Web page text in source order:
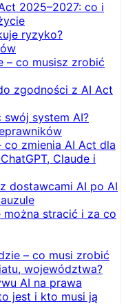
2025–2027: co i
ryzyko?
– co musisz zrobić
zgodności z AI Act
system AI?
co zmienia AI Act dla
Claude i
dostawcami AI po AI
można stracić i za co
– co musi zrobić
województwa?
AI na prawa
jest i kto musi ją